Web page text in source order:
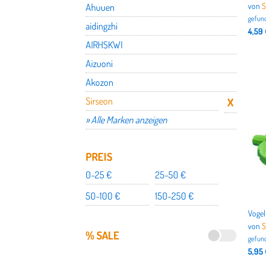
Ahuuen
aidingzhi
AIRHSKWI
Aizuoni
Akozon
Sirseon
» Alle Marken anzeigen
PREIS
0-25 €
25-50 €
50-100 €
150-250 €
% SALE
von
4,59
von
5,95